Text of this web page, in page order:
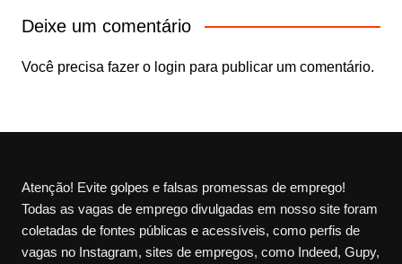
Deixe um comentário
Você precisa fazer o login para publicar um comentário.
Atenção! Evite golpes e falsas promessas de emprego!
Todas as vagas de emprego divulgadas em nosso site foram
coletadas de fontes públicas e acessíveis, como perfis de
vagas no Instagram, sites de empregos, como Indeed, Gupy,